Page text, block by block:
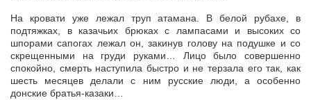
На кровати уже лежал труп атамана. В белой рубахе, в
подтяжках, в казачьих брюках с лампасами и высоких со
шпорами сапогах лежал он, закинув голову на подушке и со
скрещенными на груди руками… Лицо было совершенно
спокойно, смерть наступила быстро и не терзала его так, как
шесть месяцев делали с ним русские люди, а особенно
донские братья-казаки…